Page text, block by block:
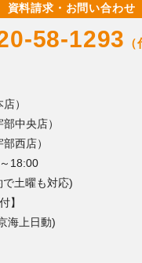
資料請求・お問い合わせ
58-1293
）
中央店）
西店）
18:00
土曜も対応)
】
海上日動)